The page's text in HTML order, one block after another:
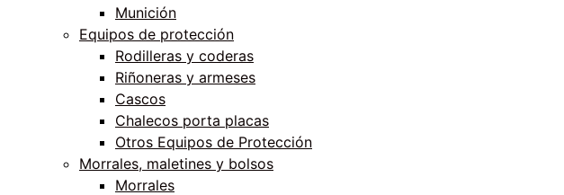
Munición
Equipos de protección
Rodilleras y coderas
Riñoneras y armeses
Cascos
Chalecos porta placas
Otros Equipos de Protección
Morrales, maletines y bolsos
Morrales